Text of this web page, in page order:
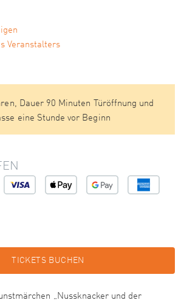
Veranstalters
Dauer 90 Minuten Türöffnung und
eine Stunde vor Beginn
TICKETS BUCHEN
„Nussknacker und der